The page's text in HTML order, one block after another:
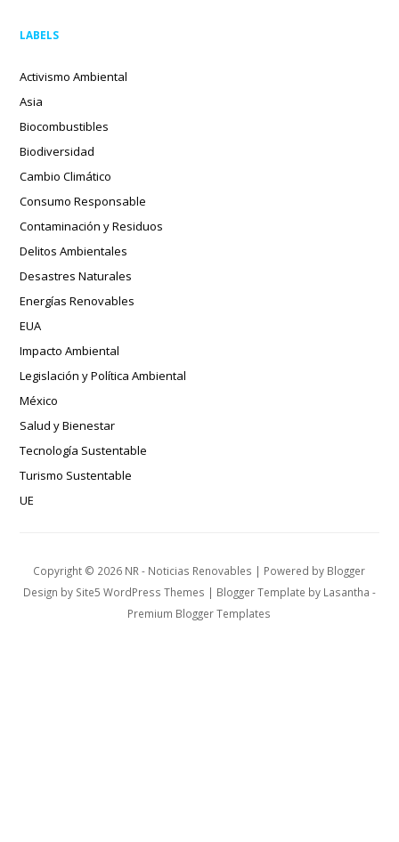
LABELS
Activismo Ambiental
Asia
Biocombustibles
Biodiversidad
Cambio Climático
Consumo Responsable
Contaminación y Residuos
Delitos Ambientales
Desastres Naturales
Energías Renovables
EUA
Impacto Ambiental
Legislación y Política Ambiental
México
Salud y Bienestar
Tecnología Sustentable
Turismo Sustentable
UE
Copyright © 2026 NR - Noticias Renovables | Powered by Blogger
Design by Site5 WordPress Themes | Blogger Template by Lasantha -
Premium Blogger Templates